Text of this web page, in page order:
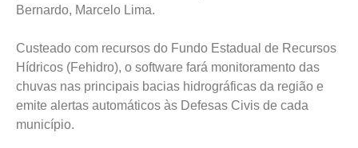
Bernardo, Marcelo Lima.
Custeado com recursos do Fundo Estadual de Recursos
Hídricos (Fehidro), o software fará monitoramento das
chuvas nas principais bacias hidrográficas da região e
emite alertas automáticos às Defesas Civis de cada
município.